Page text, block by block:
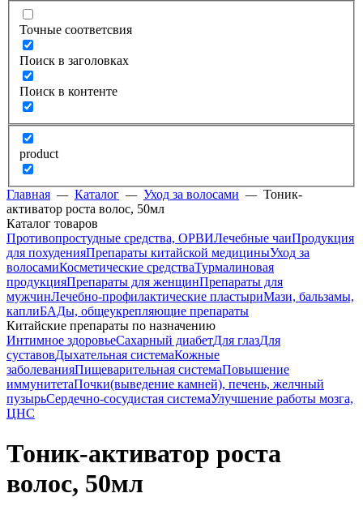
Точные соответсвия
Поиск в заголовках
Поиск в контенте
product
Главная — Каталог — Уход за волосами — Тоник-
активатор роста волос, 50мл
Каталог товаров
Противопростудные средства, ОРВИЛечебные чаиПродукция
для похуденияПрепараты китайской медициныУход за
волосамиКосметические средстваТурмалиновая
продукцияПрепараты для женщинПрепараты для
мужчинЛечебно-профилактические пластыриМази, бальзамы,
каплиБАДы, общеукрепляющие препараты
Китайские препараты по назначению
Интимное здоровьеCахарный диабетДля глазДля
суставовДыхательная системаКожные
заболеванияПищеварительная системаПовышение
иммунитетаПочки(выведение камней), печень, желчный
пузырьСердечно-сосудистая системаУлучшение работы мозга,
ЦНС
Тоник-активатор роста
волос, 50мл